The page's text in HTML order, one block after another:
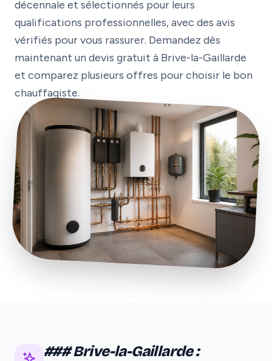
décennale et sélectionnés pour leurs
qualifications professionnelles, avec des avis
vérifiés pour vous rassurer. Demandez dès
maintenant un devis gratuit à Brive-la-Gaillarde
et comparez plusieurs offres pour choisir le bon
chauffagiste.
### Brive-la-Gaillarde :